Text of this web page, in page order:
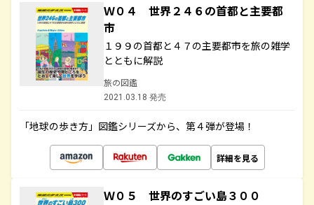
Ｗ０４ 世界２４６の首都と主要都
市
１９９の首都と４７の主要都市を旅の雑学
とともに解説
旅の図鑑
2021.03.18 発売
「地球の歩き方」図鑑シリーズから、第４弾が登場！
詳細を見る
Ｗ０５ 世界のすごい島３００